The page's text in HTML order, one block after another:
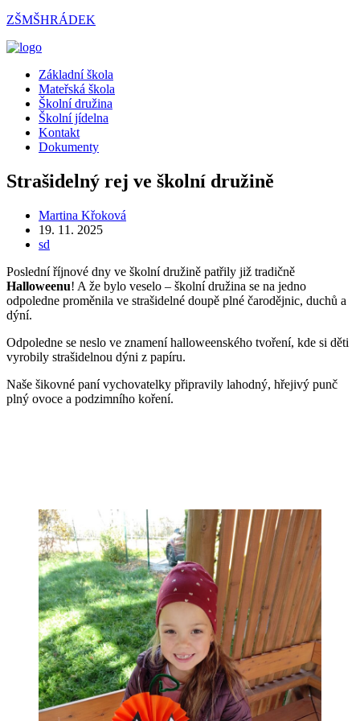
Přejít
obsahu
ZŠMŠHRÁDEK
Menu
Základní škola
Mateřská škola
Školní družina
Školní jídelna
Kontakt
Dokumenty
Strašidelný rej ve školní družině
Autor
příspěvku
Martina Křoková
Příspěvek
byl
19. 11. 2025
Rubriky
sd
Poslední říjnové dny ve školní družině patřily již tradičně
Halloweenu! A že bylo veselo – školní družina se na jedno
odpoledne proměnila ve strašidelné doupě plné čarodějnic, duchů a
dýní.
Odpoledne se neslo ve znamení halloweenského tvoření, kde si děti
vyrobily strašidelnou dýni z papíru.
Naše šikovné paní vychovatelky připravily lahodný, hřejivý punč
plný ovoce a podzimního koření.